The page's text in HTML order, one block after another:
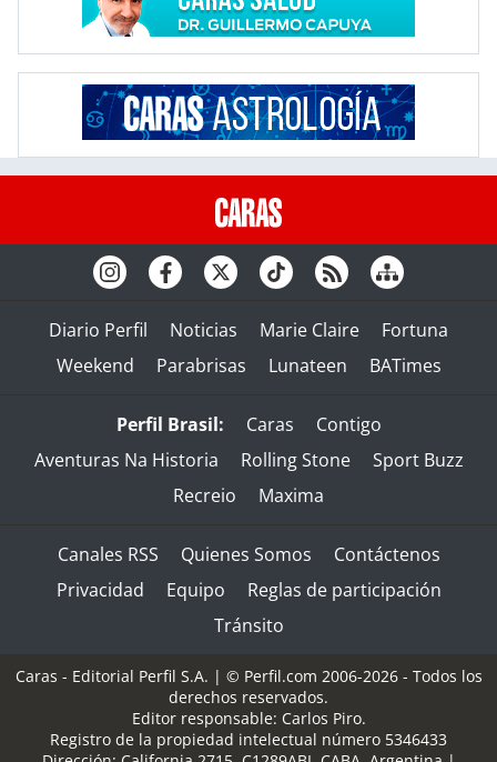
Diario Perfil Noticias Marie Claire
Fortuna
Weekend
Parabrisas Lunateen BATimes
Perfil Brasil: Caras
Contigo
Aventuras Na Historia
Rolling Stone
Sport Buzz
Recreio
Maxima
Canales RSS Quienes Somos
Contáctenos
Privacidad
Equipo
Reglas de participación
Tránsito
Caras - Editorial Perfil S.A. | © Perfil.com 2006-2026 - Todos los
derechos reservados.
Editor responsable: Carlos Piro.
Registro de la propiedad intelectual número 5346433